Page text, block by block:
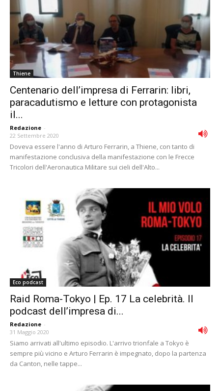
Thiene
Centenario dell’impresa di Ferrarin: libri,
paracadutismo e letture con protagonista
il...
Redazione -
22 Settembre 2020
Doveva essere l'anno di Arturo Ferrarin, a Thiene, con tanto di
manifestazione conclusiva della manifestazione con le Frecce
Tricolori dell'Aeronautica Militare sui cieli dell'Alto...
Eco podcast
Raid Roma-Tokyo | Ep. 17 La celebrità. Il
podcast dell’impresa di...
Redazione -
31 Maggio 2020
Siamo arrivati all'ultimo episodio. L'arrivo trionfale a Tokyo è
sempre più vicino e Arturo Ferrarin è impegnato, dopo la partenza
da Canton, nelle tappe...